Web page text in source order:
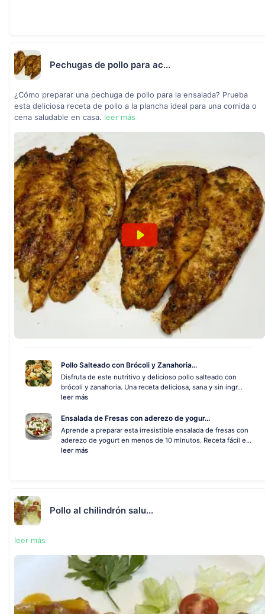
Pechugas de pollo para ac...
¿Cómo preparar una pechuga de pollo para la ensalada? Prueba
esta deliciosa receta de pollo a la plancha ideal para una comida o
cena saludable en casa. leer más
Pollo Salteado con Brócoli y Zanahoria...
Disfruta de este nutritivo y delicioso pollo salteado con
brócoli y zanahoria. Una receta deliciosa, sana y sin ingr...
leer más
Ensalada de Fresas con aderezo de yogur...
Aprende a preparar esta irresistible ensalada de fresas con
aderezo de yogurt en menos de 10 minutos. Receta fácil e...
leer más
Pollo al chilindrón salu...
leer más